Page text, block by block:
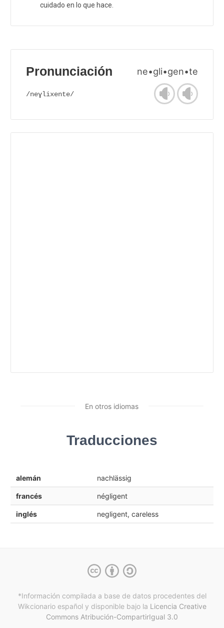
cuidado en lo que hace.
Pronunciación ne•gli•gen•te
/neɣlixente/
En otros idiomas
Traducciones
alemán nachlässig
francés négligent
inglés negligent, careless
*Información compilada a base de datos procedentes del
Wikcionario español y disponible bajo la Licencia Creative
Commons Atribución-CompartirIgual 3.0